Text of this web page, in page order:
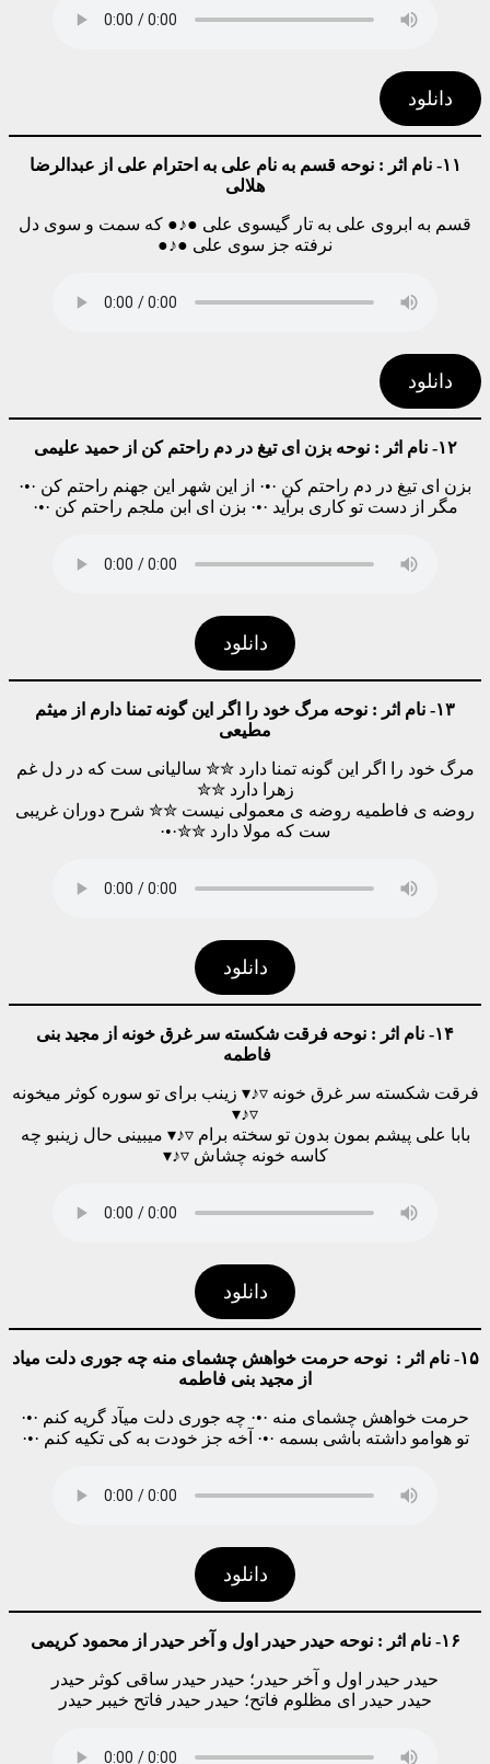
دانلود
۱۱- نام اثر :
نوحه قسم به نام علی به احترام علی از عبدالرضا
هلالی
قسم به ابروی علی به تار گیسوی علی ●♪● که سمت و سوی دل
نرفته جز سوی علی ●♪●
دانلود
۱۲- نام اثر : نوحه بزن ای تیغ در دم راحتم کن از حمید علیمی
بزن ای تیغ در دم راحتم کن ·•· از این شهر این جهنم راحتم کن ·•·
مگر از دست تو کاری برآید ·•· بزن ای ابن ملجم راحتم کن ·•·
دانلود
۱۳- نام اثر : نوحه مرگ خود را اگر این گونه تمنا دارم از میثم
مطیعی
مرگ خود را اگر این گونه تمنا دارد ✮✮ سالیانی ست که در دل غم
زهرا دارد ✮✮
روضه ی فاطمیه روضه ی معمولی نیست ✮✮ شرح دوران غریبی‌
ست که مولا دارد ✮✮·•·
دانلود
۱۴- نام اثر : نوحه فرقت شکسته سر غرق خونه از مجید بنی
فاطمه
فرقت شکسته سر غرق خونه ▿♪▾ زینب برای تو سوره کوثر میخونه
▿♪▾
بابا علی پیشم بمون بدون تو سخته برام ▿♪▾ میبینی حال زینبو چه
کاسه خونه چشاش ▿♪▾
دانلود
۱۵- نام اثر : نوحه حرمت خواهش چشمای منه چه جوری دلت میاد
از مجید بنی فاطمه
حرمت خواهش چشمای منه ·•· چه جوری دلت میآد گریه کنم ·•·
تو هوامو داشته باشی بسمه ·•· آخه جز خودت به کی تکیه کنم ·•·
دانلود
۱۶- نام اثر : نوحه حیدر حیدر اول و آخر حیدر از محمود کریمی
حیدر حیدر اول و آخر حیدر؛ حیدر حیدر ساقی کوثر حیدر
حیدر حیدر ای مظلوم فاتح؛ حیدر حیدر فاتح خیبر حیدر